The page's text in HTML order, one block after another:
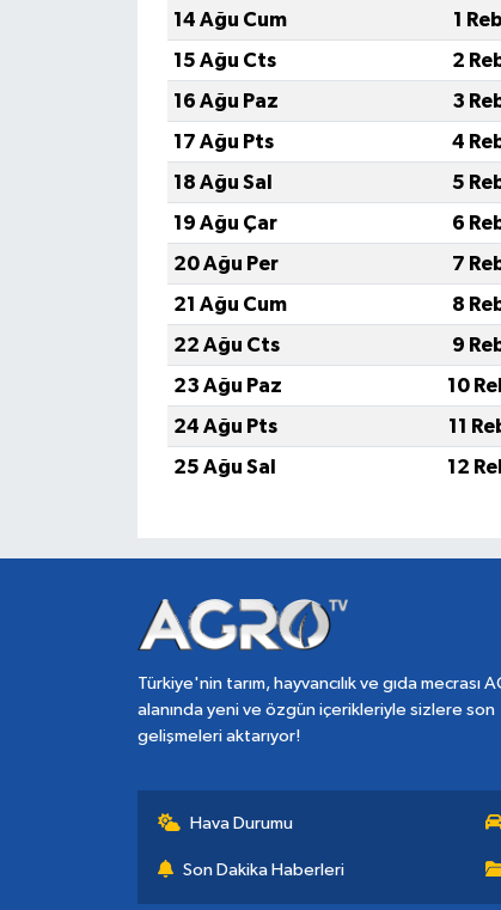
14 Ağu Cum
1
15 Ağu Cts
2
16 Ağu Paz
3
17 Ağu Pts
4
18 Ağu Sal
5
19 Ağu Çar
6
20 Ağu Per
7
21 Ağu Cum
8
22 Ağu Cts
9
23 Ağu Paz
10
24 Ağu Pts
11
25 Ağu Sal
12
Türkiye'nin tarım, hayvancılık ve gıda mecrası
alanında yeni ve özgün içerikleriyle sizlere son
gelişmeleri aktarıyor!
Hava Durumu
Son Dakika Haberleri